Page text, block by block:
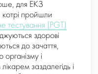
для ЕКЗ
котрі пройшли
тестування (PGT)
здорові
до зачаття,
організму і
заздалегідь і